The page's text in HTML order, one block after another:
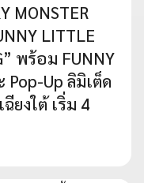
MONSTER
LITTLE
พร้อม FUNNY
Pop-Up ลิมิเต็ด
ยงใต้ เริ่ม 4